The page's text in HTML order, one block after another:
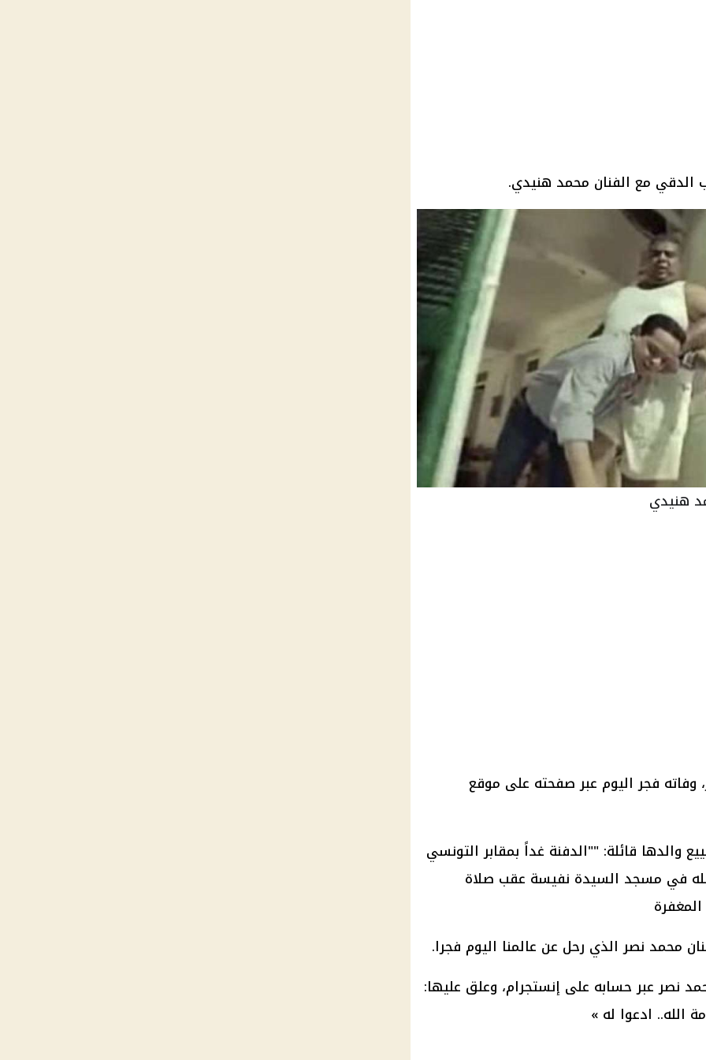
الدقي مع الفنان محمد هنيدي.
هنيدي
وفاته فجر اليوم عبر صفحته على موقع
والدها قائلة: ""الدفنة غداً بمقابر التونسي
في مسجد السيدة نفيسة عقب صلاة
محمد نصر الذي رحل عن عالمنا اليوم فجرا.
نصر عبر حسابه على إنستجرام، وعلق عليها:
الله.. ادعوا له »